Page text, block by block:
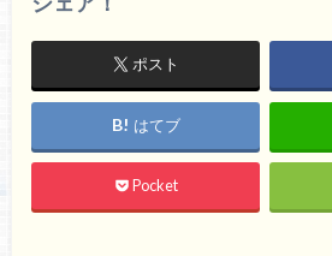
ポスト
はてブ
Pocket